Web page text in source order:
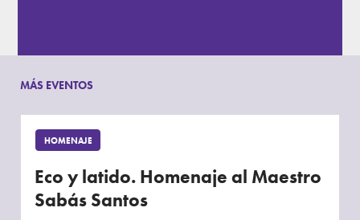
MÁS EVENTOS
HOMENAJE
Eco y latido. Homenaje al Maestro
Sabás Santos